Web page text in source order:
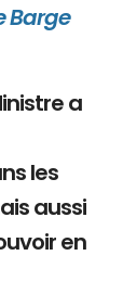
Barge
a
les
aussi
en